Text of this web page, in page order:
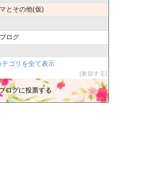
とその他(仮)
ログ
に奥羽山脈、西に越後山脈、
テゴリを全て表示
参加する
ログに投票する